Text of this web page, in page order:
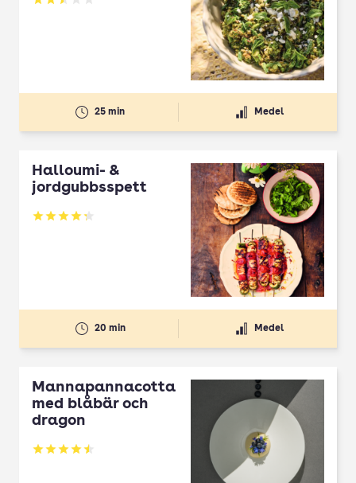
Betyg: 2.5 av 5
25 min Medel
Halloumi- &
jordgubbsspett
Betyg: 4.3 av 5
20 min Medel
Mannapannacotta
med blåbär och
dragon
Betyg: 4.5 av 5